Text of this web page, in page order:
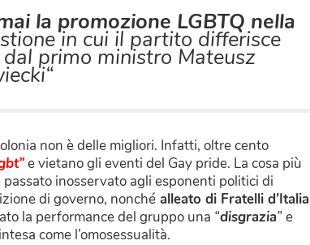
la promozione LGBTQ nella
in cui il partito differisce
primo ministro Mateusz
“
non è delle migliori. Infatti, oltre cento
e vietano gli eventi del Gay pride. La cosa più
inosservato agli esponenti politici di
di governo, nonché alleato di Fratelli d’Italia
la performance del gruppo una “disgrazia”e
intesa come l’omosessualità.